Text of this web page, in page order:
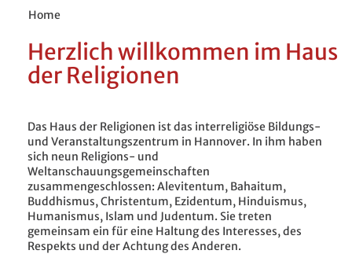
Home
Herzlich willkommen im Haus
der Religionen
Das Haus der Religionen ist das interreligiöse Bildungs-
und Veranstaltungszentrum in Hannover. In ihm haben
sich neun Religions- und
Weltanschauungsgemeinschaften
zusammengeschlossen: Alevitentum, Bahaitum,
Buddhismus, Christentum, Ezidentum, Hinduismus,
Humanismus, Islam und Judentum. Sie treten
gemeinsam ein für eine Haltung des Interesses, des
Respekts und der Achtung des Anderen.